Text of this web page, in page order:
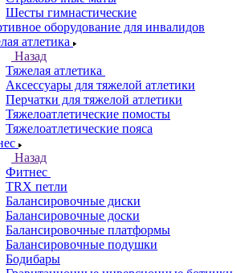
Шесты гимнастические
оборудование для инвалидов
атлетика
Назад
Тяжелая атлетика
Аксессуары для тяжелой атлетики
Перчатки для тяжелой атлетики
Тяжелоатлетические помосты
Тяжелоатлетические пояса
Назад
Фитнес
TRX петли
Балансировочные диски
Балансировочные доски
Балансировочные платформы
Балансировочные подушки
Бодибары